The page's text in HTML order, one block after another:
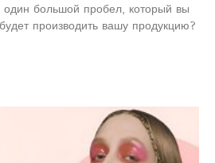
один большой пробел, который вы
производить вашу продукцию?